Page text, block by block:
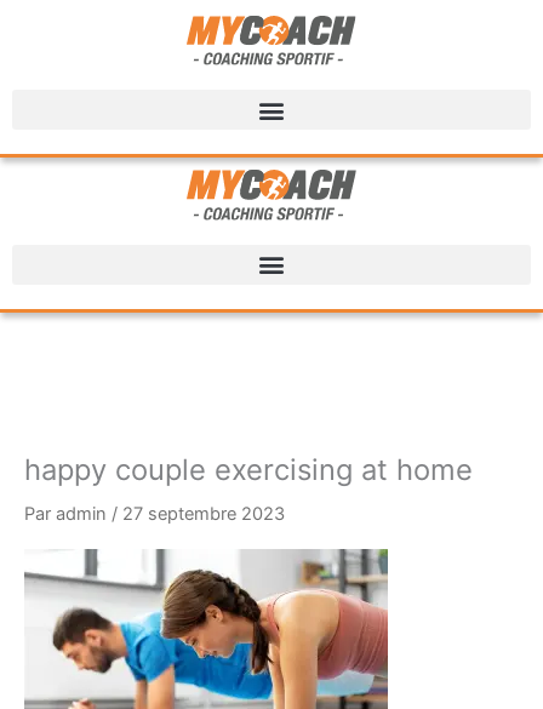
happy couple exercising at home
Par admin / 27 septembre 2023